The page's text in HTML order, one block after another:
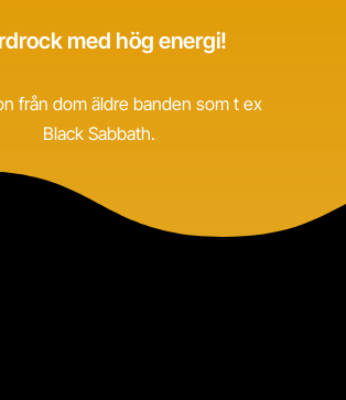
med hög energi!
från dom äldre banden som t ex
Black Sabbath.